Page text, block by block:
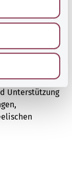
Unterstützung